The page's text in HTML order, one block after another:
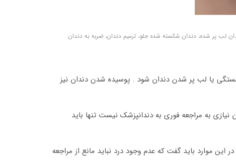
لب پر شده، دندان شکسته شده جلو، ترمیم دندان، ضربه به دندان
یا لب پر شدن دندان شود . پوسیده شدن دندان نیز
به مراجعه فوری به دندانپزشک نیست تنها باید
موارد باید گفت که عدم وجود درد نباید مانع از مراجعه